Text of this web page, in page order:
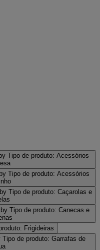
Tipo de produto: Acessórios
Tipo de produto: Acessórios
Tipo de produto: Caçarolas e
Tipo de produto: Canecas e
Frigideiras
Tipo de produto: Garrafas de